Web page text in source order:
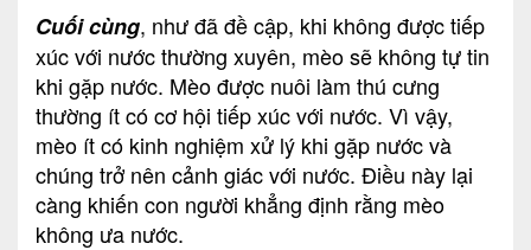
Cuối cùng, như đã đề cập, khi không được tiếp
xúc với nước thường xuyên, mèo sẽ không tự tin
khi gặp nước. Mèo được nuôi làm thú cưng
thường ít có cơ hội tiếp xúc với nước. Vì vậy,
mèo ít có kinh nghiệm xử lý khi gặp nước và
chúng trở nên cảnh giác với nước. Điều này lại
càng khiến con người khẳng định rằng mèo
không ưa nước.